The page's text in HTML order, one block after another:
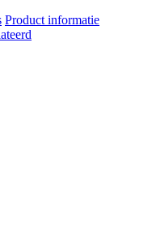
Product informatie